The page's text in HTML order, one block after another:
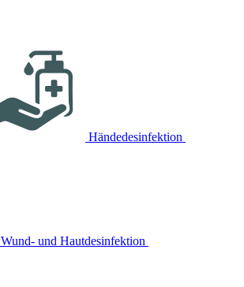
Händedesinfektion
Wund- und Hautdesinfektion